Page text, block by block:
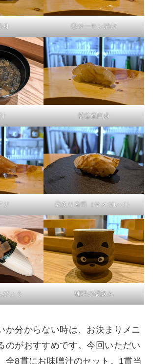
身 ③サーモン漬け
⑤道産白身
ジ ⑦炙り寿司（サメガレイ）
ょう 狸柄の湯飲み
か分からない時は、お決まりメニ
のがおすすめです。今回いただい
全8貫にお味噌汁のセット。1貫当